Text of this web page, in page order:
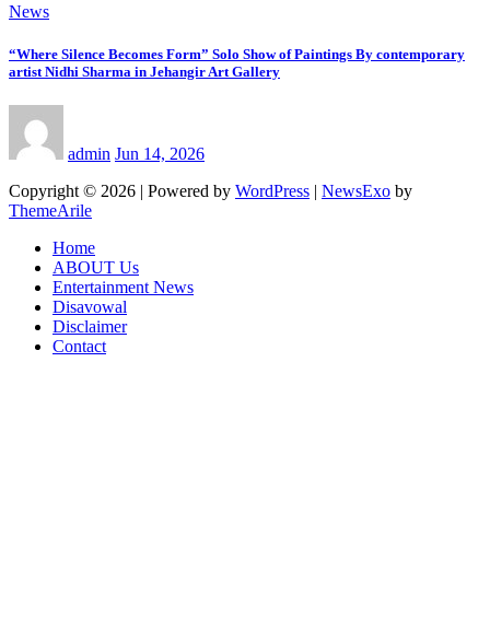
News
“Where Silence Becomes Form” Solo Show of Paintings By contemporary
artist Nidhi Sharma in Jehangir Art Gallery
admin Jun 14, 2026
Copyright © 2026 | Powered by WordPress | NewsExo by
ThemeArile
Home
ABOUT Us
Entertainment News
Disavowal
Disclaimer
Contact